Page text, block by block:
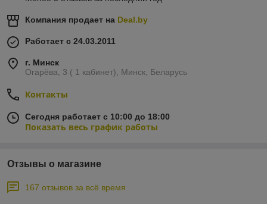
Компания продает на Deal.by
Работает с 24.03.2011
г. Минск
Огарёва, 3 ( 1 кабинет), Минск, Беларусь
Контакты
Сегодня работает с 10:00 до 18:00
Показать весь график работы
Отзывы о магазине
167 отзывов за всё время